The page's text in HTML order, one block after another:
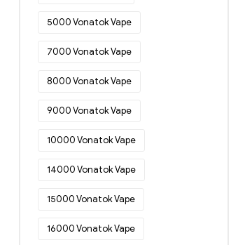
(45)
Eldobható e-cigaretta Bulgáriában
(51)
Eldobható e-cigaretta Dániában
Eldobható e-cigaretta
Észtországban(46)
Finnországban(48)
Eldobható e-cigaretta
5000 Vonatok Vape
7000 Vonatok Vape
8000 Vonatok Vape
9000 Vonatok Vape
10000 Vonatok Vape
14000 Vonatok Vape
15000 Vonatok Vape
16000 Vonatok Vape